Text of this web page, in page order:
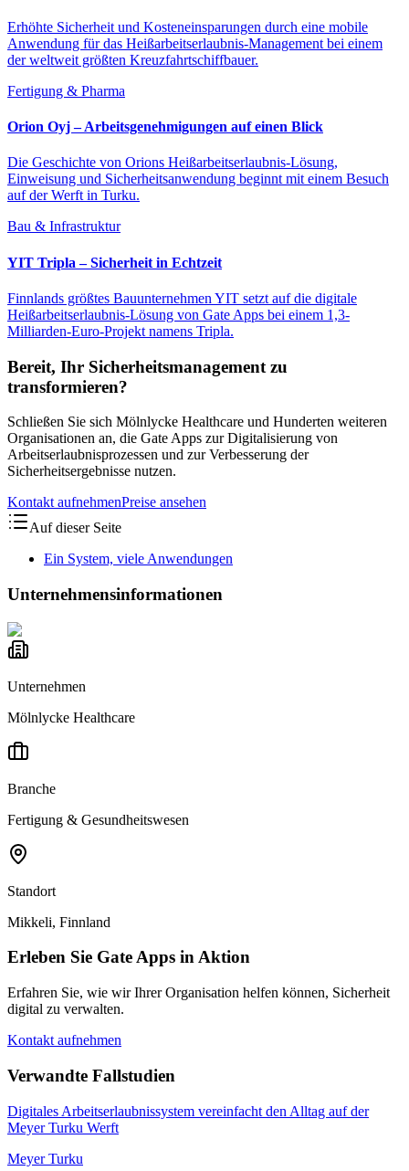
Erhöhte Sicherheit und Kosteneinsparungen durch eine mobile
Anwendung für das Heißarbeitserlaubnis-Management bei einem
der weltweit größten Kreuzfahrtschiffbauer.
Fertigung & Pharma
Orion Oyj – Arbeitsgenehmigungen auf einen Blick
Die Geschichte von Orions Heißarbeitserlaubnis-Lösung,
Einweisung und Sicherheitsanwendung beginnt mit einem Besuch
auf der Werft in Turku.
Bau & Infrastruktur
YIT Tripla – Sicherheit in Echtzeit
Finnlands größtes Bauunternehmen YIT setzt auf die digitale
Heißarbeitserlaubnis-Lösung von Gate Apps bei einem 1,3-
Milliarden-Euro-Projekt namens Tripla.
Bereit, Ihr Sicherheitsmanagement zu
transformieren?
Schließen Sie sich Mölnlycke Healthcare und Hunderten weiteren
Organisationen an, die Gate Apps zur Digitalisierung von
Arbeitserlaubnisprozessen und zur Verbesserung der
Sicherheitsergebnisse nutzen.
Kontakt aufnehmenPreise ansehen
Auf dieser Seite
Ein System, viele Anwendungen
Unternehmensinformationen
Unternehmen
Mölnlycke Healthcare
Branche
Fertigung & Gesundheitswesen
Standort
Mikkeli, Finnland
Erleben Sie Gate Apps in Aktion
Erfahren Sie, wie wir Ihrer Organisation helfen können, Sicherheit
digital zu verwalten.
Kontakt aufnehmen
Verwandte Fallstudien
Digitales Arbeitserlaubnissystem vereinfacht den Alltag auf der
Meyer Turku Werft
Meyer Turku